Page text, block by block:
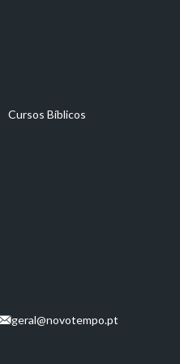
Cursos Bíblicos
geral@novotempo.pt